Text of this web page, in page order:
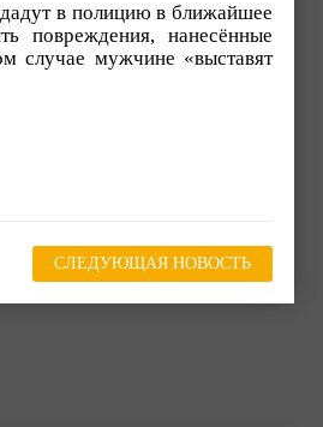
в полицию в ближайшее
повреждения, нанесённые
случае мужчине «выставят
СЛЕДУЮЩАЯ НОВОСТЬ